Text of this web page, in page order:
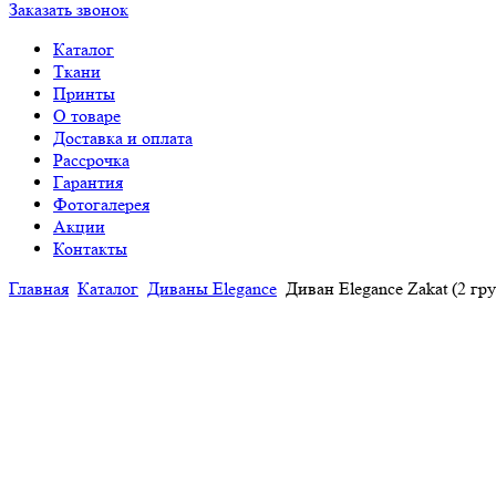
Заказать звонок
Каталог
Ткани
Принты
О товаре
Доставка и оплата
Рассрочка
Гарантия
Фотогалерея
Акции
Контакты
Главная Каталог Диваны Elegance Диван Elegance Zakat (2